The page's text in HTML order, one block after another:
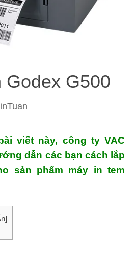
Godex G500
viết này, công ty VAC
dẫn các bạn cách lắp
sản phẩm máy in tem
]